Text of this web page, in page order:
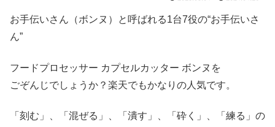
お手伝いさん（ボンヌ）と呼ばれる1台7役の“お手伝いさ
ん”
フードプロセッサー カプセルカッター ボンヌを
ごぞんじでしょうか？楽天でもかなりの人気です。
「刻む」、「混ぜる」、「潰す」、「砕く」、「練る」の